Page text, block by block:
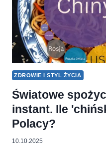
ZDROWIE I STYL ŻYCIA
Światowe
instant. Ile
Polacy?
10.10.2025